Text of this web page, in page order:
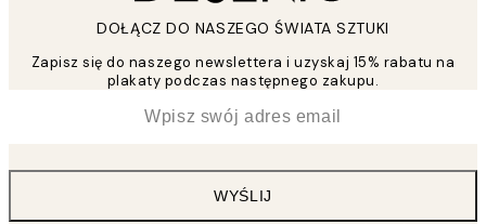
DOŁĄCZ DO NASZEGO ŚWIATA SZTUKI
Zapisz się do naszego newslettera i uzyskaj 15% rabatu na
plakaty podczas następnego zakupu.
WYŚLIJ